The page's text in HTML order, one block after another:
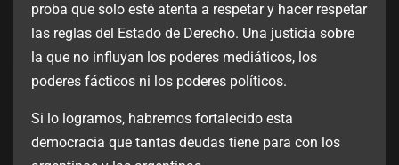
proba que solo esté atenta a respetar y hacer respetar
las reglas del Estado de Derecho. Una justicia sobre
la que no influyan los poderes mediáticos, los
poderes fácticos ni los poderes políticos.
Si lo logramos, habremos fortalecido esta
democracia que tantas deudas tiene para con los